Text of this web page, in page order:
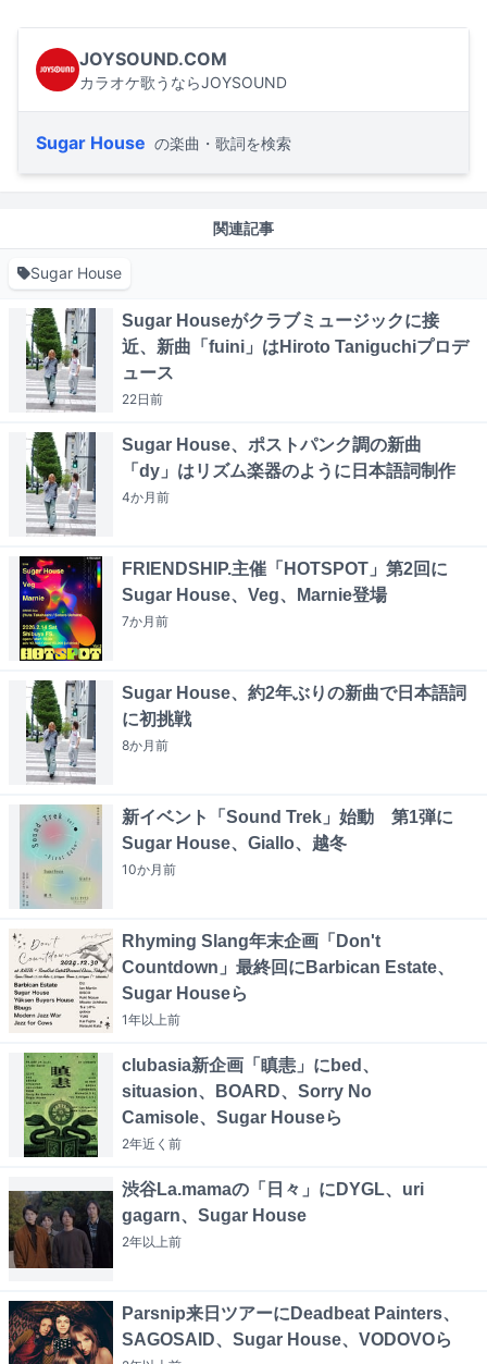
JOYSOUND.COM
カラオケ歌うならJOYSOUND
Sugar House の楽曲・歌詞を検索
関連記事
Sugar House
Sugar Houseがクラブミュージックに接
近、新曲「fuini」はHiroto Taniguchiプロデ
ュース
22日前
Sugar House、ポストパンク調の新曲
「dy」はリズム楽器のように日本語詞制作
4か月前
FRIENDSHIP.主催「HOTSPOT」第2回に
Sugar House、Veg、Marnie登場
7か月前
Sugar House、約2年ぶりの新曲で日本語詞
に初挑戦
8か月前
新イベント「Sound Trek」始動 第1弾に
Sugar House、Giallo、越冬
10か月前
Rhyming Slang年末企画「Don't
Countdown」最終回にBarbican Estate、
Sugar Houseら
1年以上前
clubasia新企画「瞋恚」にbed、
situasion、BOARD、Sorry No
Camisole、Sugar Houseら
2年近く 前
渋谷La.mamaの「日々」にDYGL、uri
gagarn、Sugar House
2年以上前
Parsnip来日ツアーにDeadbeat Painters、
SAGOSAID、Sugar House、VODOVOら